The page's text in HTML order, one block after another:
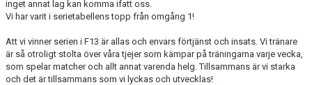
inget annat lag kan komma ifatt oss.
Vi har varit i serietabellens topp från omgång 1!
Att vi vinner serien i F13 är allas och envars förtjänst och insats. Vi tränare
är så otroligt stolta över våra tjejer som kämpar på träningarna varje vecka,
som spelar matcher och allt annat varenda helg. Tillsammans är vi starka
och det är tillsammans som vi lyckas och utvecklas!